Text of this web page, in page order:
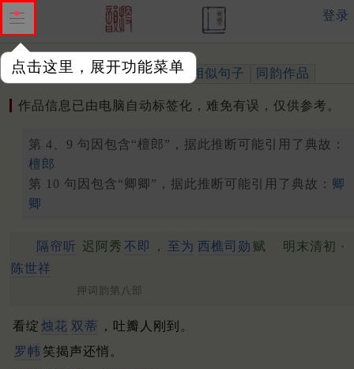
点击这里，展开功能菜单
登录
作品 标注四声 出处、引用 相似句子 同韵作品
作品信息已由电脑自动标签化，难免有误，仅供参考。
第 4、9 句因包含“檀郎”，据此推断可能引用了典故：
檀郎
第 10 句因包含“卿卿”，据此推断可能引用了典故： 卿
卿
隔帘听 迟阿秀 不即 ， 至为 西樵司勋 赋
明末清初 ·
陈世祥
押词韵第八部
看绽 烛花 双蒂
，吐瓣人刚到。
罗帏 笑揭声还悄。